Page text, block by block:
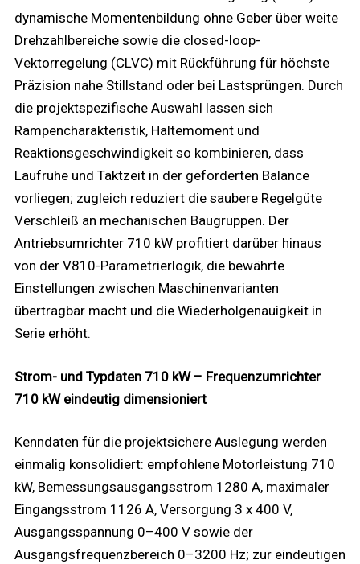
dynamische Momentenbildung ohne Geber über weite
Drehzahlbereiche sowie die closed-loop-
Vektorregelung (CLVC) mit Rückführung für höchste
Präzision nahe Stillstand oder bei Lastsprüngen. Durch
die projektspezifische Auswahl lassen sich
Rampencharakteristik, Haltemoment und
Reaktionsgeschwindigkeit so kombinieren, dass
Laufruhe und Taktzeit in der geforderten Balance
vorliegen; zugleich reduziert die saubere Regelgüte
Verschleiß an mechanischen Baugruppen. Der
Antriebsumrichter 710 kW profitiert darüber hinaus
von der V810-Parametrierlogik, die bewährte
Einstellungen zwischen Maschinenvarianten
übertragbar macht und die Wiederholgenauigkeit in
Serie erhöht.
Strom- und Typdaten 710 kW – Frequenzumrichter
710 kW eindeutig dimensioniert
Kenndaten für die projektsichere Auslegung werden
einmalig konsolidiert: empfohlene Motorleistung 710
kW, Bemessungsausgangsstrom 1280 A, maximaler
Eingangsstrom 1126 A, Versorgung 3 x 400 V,
Ausgangsspannung 0–400 V sowie der
Ausgangsfrequenzbereich 0–3200 Hz; zur eindeutigen